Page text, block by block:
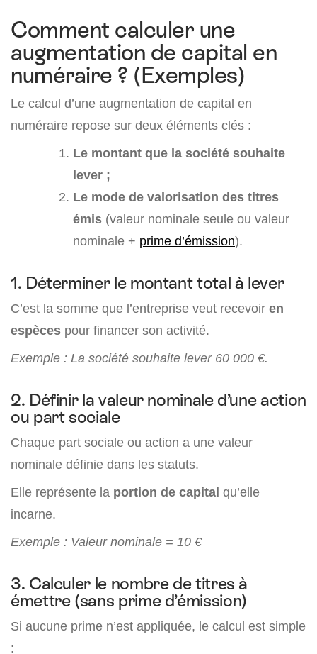
Comment calculer une
augmentation de capital en
numéraire ? (Exemples)
Le calcul d’une augmentation de capital en
numéraire repose sur deux éléments clés :
Le montant que la société souhaite
lever ;
Le mode de valorisation des titres
émis (valeur nominale seule ou valeur
nominale + prime d’émission).
1. Déterminer le montant total à lever
C’est la somme que l’entreprise veut recevoir en
espèces pour financer son activité.
Exemple : La société souhaite lever 60 000 €.
2. Définir la valeur nominale d’une action
ou part sociale
Chaque part sociale ou action a une valeur
nominale définie dans les statuts.
Elle représente la portion de capital qu’elle
incarne.
Exemple : Valeur nominale = 10 €
3. Calculer le nombre de titres à
émettre (sans prime d’émission)
Si aucune prime n’est appliquée, le calcul est simple
: